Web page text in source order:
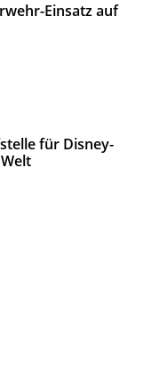
Einsatz auf
für Disney-